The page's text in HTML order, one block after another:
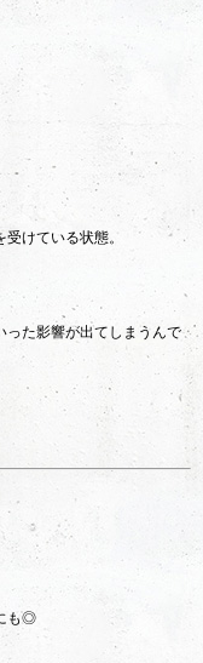
受けている状態。
った影響が出てしまうんで
も◎